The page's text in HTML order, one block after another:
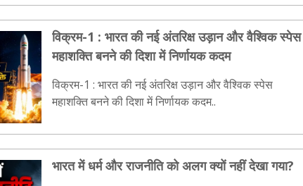
विक्रम-1 : भारत की नई अंतरिक्ष उड़ान और वैश्विक स्पेस
महाशक्ति बनने की दिशा में निर्णायक कदम
विक्रम-1 : भारत की नई अंतरिक्ष उड़ान और वैश्विक स्पेस
महाशक्ति बनने की दिशा में निर्णायक कदम..
भारत में धर्म और राजनीति को अलग क्यों नहीं देखा गया?